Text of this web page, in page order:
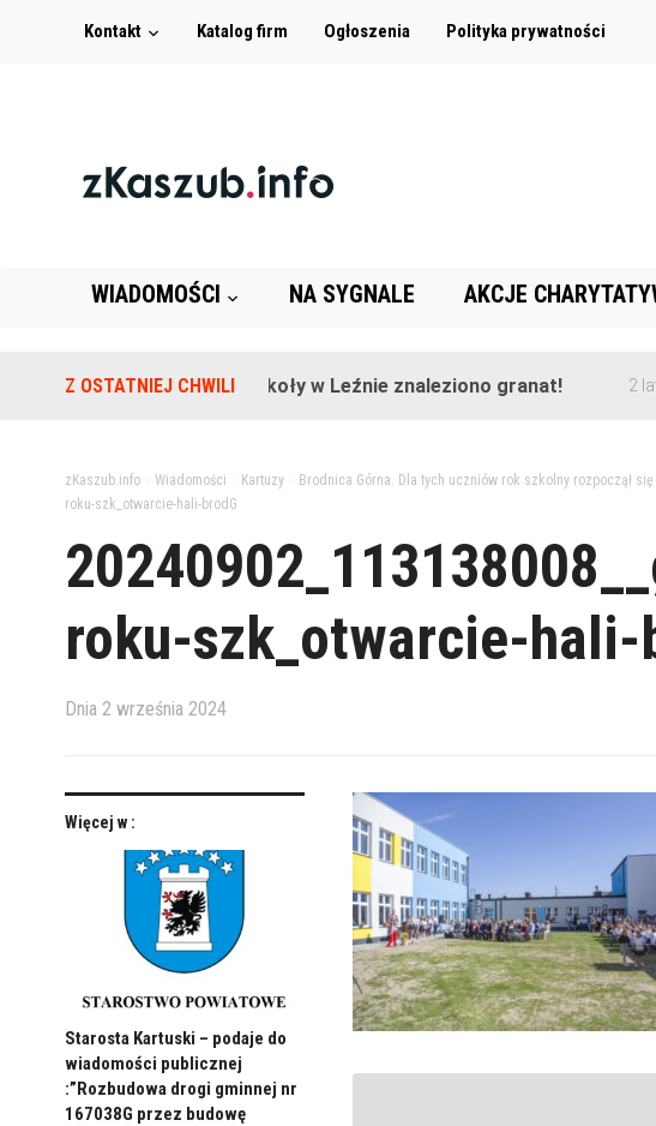
Kontakt Katalog firm Ogłoszenia Polityka prywatności
WIADOMOŚCI NA SYGNALE AKCJE
Z OSTATNIEJ CHWILI
Na terenie szkoły w Leźnie znaleziono granat! 2 lata temu
zKaszub.info> Wiadomości Kartuzy> Brodnica Górna. Dla tych uczniów rok szkolny rozpoczął
roku-szk_otwarcie-hali-brodG
roku-szk_otwarcie-hali-
Dnia 2 września 2024
Więcej w :
Starosta Kartuski – podaje do
wiadomości publicznej
:”Rozbudowa drogi gminnej nr
167038G przez budowę